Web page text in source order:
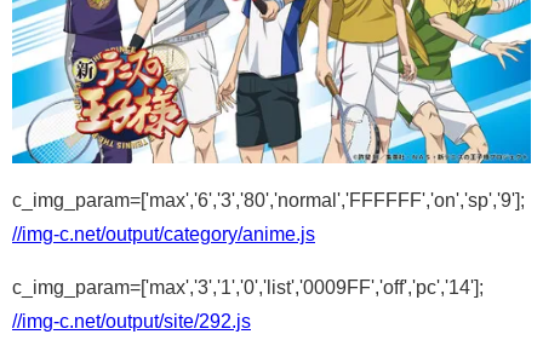
c_img_param=['max','6','3','80','normal','FFFFFF','on','sp','9'];
//img-c.net/output/category/anime.js
c_img_param=['max','3','1','0','list','0009FF','off','pc','14'];
//img-c.net/output/site/292.js